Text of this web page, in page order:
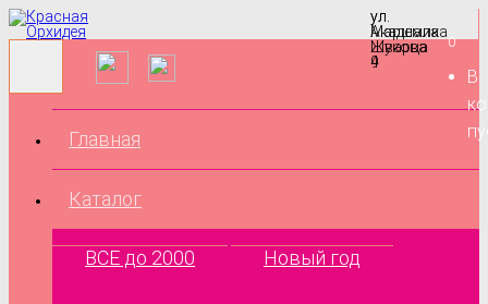
ул.
Маршала
Жукова
9
ул.
Академика
Шварца
4
0
В
Главная
Каталог
ВСЕ до 2000 Новый год